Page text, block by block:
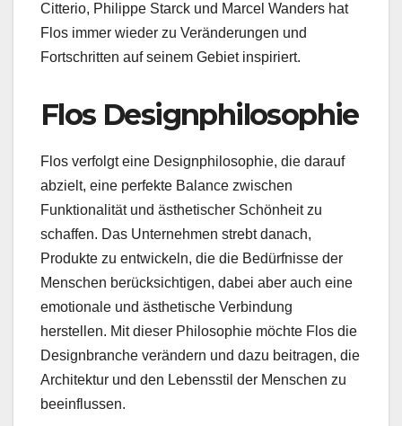
Citterio, Philippe Starck und Marcel Wanders hat
Flos immer wieder zu Veränderungen und
Fortschritten auf seinem Gebiet inspiriert.
Flos Designphilosophie
Flos verfolgt eine Designphilosophie, die darauf
abzielt, eine perfekte Balance zwischen
Funktionalität und ästhetischer Schönheit zu
schaffen. Das Unternehmen strebt danach,
Produkte zu entwickeln, die die Bedürfnisse der
Menschen berücksichtigen, dabei aber auch eine
emotionale und ästhetische Verbindung
herstellen. Mit dieser Philosophie möchte Flos die
Designbranche verändern und dazu beitragen, die
Architektur und den Lebensstil der Menschen zu
beeinflussen.